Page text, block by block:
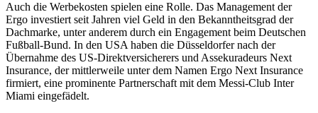
Auch die Werbekosten spielen eine Rolle. Das Management der
Ergo investiert seit Jahren viel Geld in den Bekanntheitsgrad der
Dachmarke, unter anderem durch ein Engagement beim Deutschen
Fußball-Bund. In den USA haben die Düsseldorfer nach der
Übernahme des US-Direktversicherers und Assekuradeurs Next
Insurance, der mittlerweile unter dem Namen Ergo Next Insurance
firmiert, eine prominente Partnerschaft mit dem Messi-Club Inter
Miami eingefädelt.